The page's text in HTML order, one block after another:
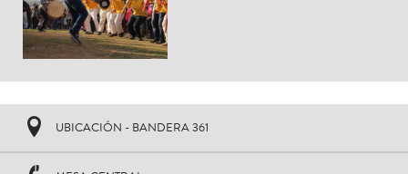
UBICACIÓN - BANDERA 361